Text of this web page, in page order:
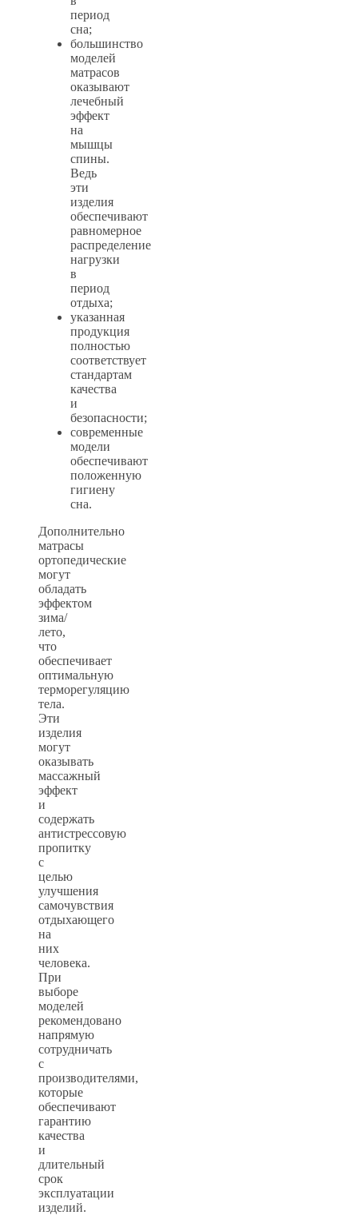
период
сна;
большинство
моделей
матрасов
оказывают
лечебный
эффект
на
мышцы
спины.
Ведь
эти
изделия
обеспечивают
равномерное
распределение
нагрузки
в
период
отдыха;
указанная
продукция
полностью
соответствует
стандартам
качества
и
безопасности;
современные
модели
обеспечивают
положенную
гигиену
сна.
Дополнительно
матрасы
ортопедические
могут
обладать
эффектом
зима/
лето,
что
обеспечивает
оптимальную
терморегуляцию
тела.
Эти
изделия
могут
оказывать
массажный
эффект
и
содержать
антистрессовую
пропитку
с
целью
улучшения
самочувствия
отдыхающего
на
них
человека.
При
выборе
моделей
рекомендовано
напрямую
сотрудничать
с
производителями,
которые
обеспечивают
гарантию
качества
и
длительный
срок
эксплуатации
изделий.